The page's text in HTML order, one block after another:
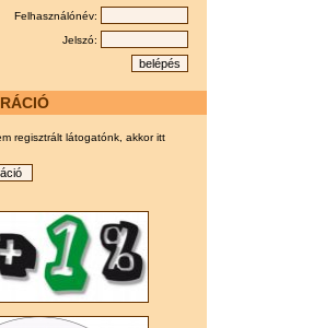
Felhasználónév:
Jelszó:
regisztrált látogatónk, akkor itt